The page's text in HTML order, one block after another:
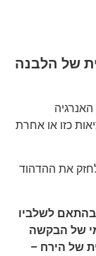
של הלבנה
כזו או אחרת
לחזק את ההדהוד
בהתאם לשלביו
של הבקשה
של הירח –